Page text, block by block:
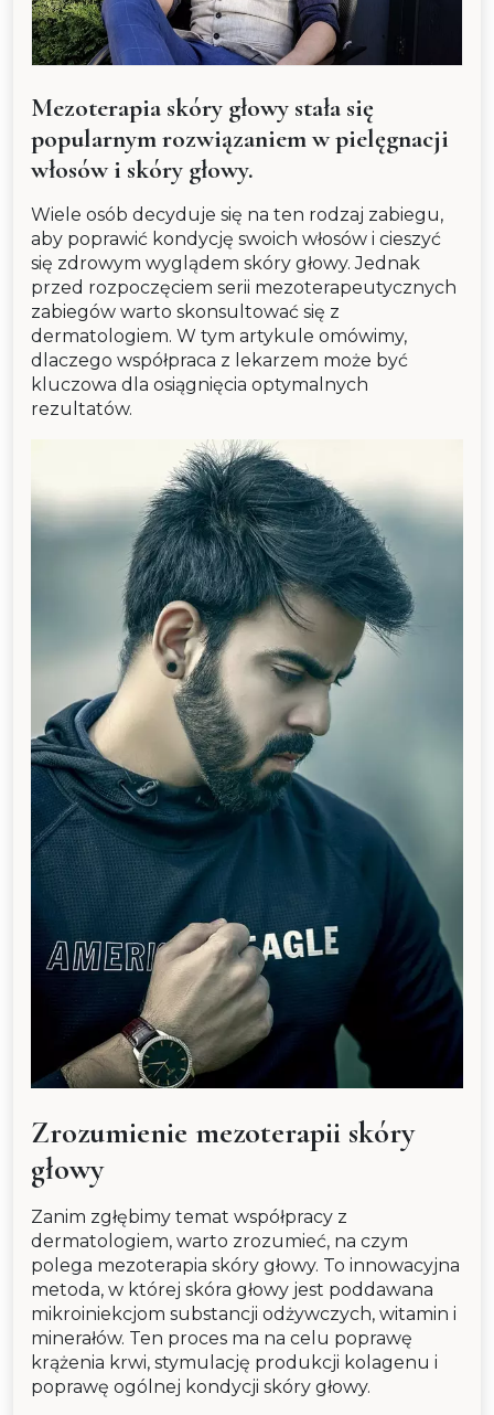
Mezoterapia skóry głowy stała się
popularnym rozwiązaniem w pielęgnacji
włosów i skóry głowy.
Wiele osób decyduje się na ten rodzaj zabiegu,
aby poprawić kondycję swoich włosów i cieszyć
się zdrowym wyglądem skóry głowy. Jednak
przed rozpoczęciem serii mezoterapeutycznych
zabiegów warto skonsultować się z
dermatologiem. W tym artykule omówimy,
dlaczego współpraca z lekarzem może być
kluczowa dla osiągnięcia optymalnych
rezultatów.
Zrozumienie mezoterapii skóry
głowy
Zanim zgłębimy temat współpracy z
dermatologiem, warto zrozumieć, na czym
polega mezoterapia skóry głowy. To innowacyjna
metoda, w której skóra głowy jest poddawana
mikroiniekcjom substancji odżywczych, witamin i
minerałów. Ten proces ma na celu poprawę
krążenia krwi, stymulację produkcji kolagenu i
poprawę ogólnej kondycji skóry głowy.